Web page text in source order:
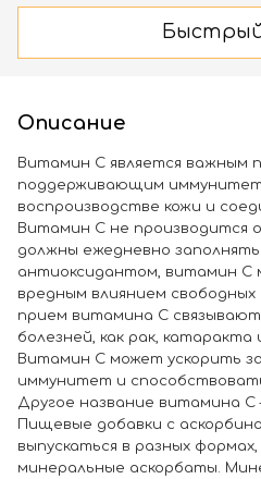
Быстрый
Описание
Витамин С является важным
поддерживающим
воспроизводстве кожи и
Витамин С не производится
должны ежедневно
антиоксидантом, витамин С
вредным влиянием свободных
прием витамина С
болезней, как рак, катаракта
Витамин С может ускорить
иммунитет и
Другое название витамина С
Пищевые добавки с
выпускаться в разных формах,
минеральные аскорбаты.